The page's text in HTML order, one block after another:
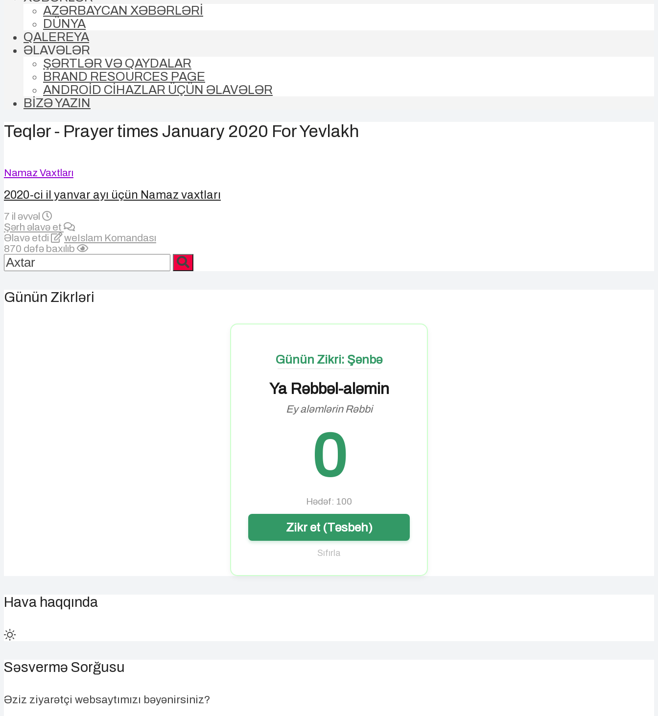
AZƏRBAYCAN XƏBƏRLƏRİ
DÜNYA
QALEREYA
ƏLAVƏLƏR
ŞƏRTLƏR VƏ QAYDALAR
BRAND RESOURCES PAGE
ANDROİD CİHAZLAR ÜÇÜN ƏLAVƏLƏR
BİZƏ YAZIN
Teqlər - Prayer times January 2020 For Yevlakh
Namaz Vaxtları
2020-ci il yanvar ayı üçün Namaz vaxtları
7 il əvvəl
Şərh əlavə et
Əlavə etdi
weIslam Komandası
870 dəfə baxılıb
Günün Zikrləri
Günün Zikri: Şənbə
Ya Rəbbəl-aləmin
Ey aləmlərin Rəbbi
0
Hədəf: 100
Zikr et (Təsbeh)
Sıfırla
Hava haqqında
Səsvermə Sorğusu
Əziz ziyarətçi websaytımızı bəyənirsiniz?